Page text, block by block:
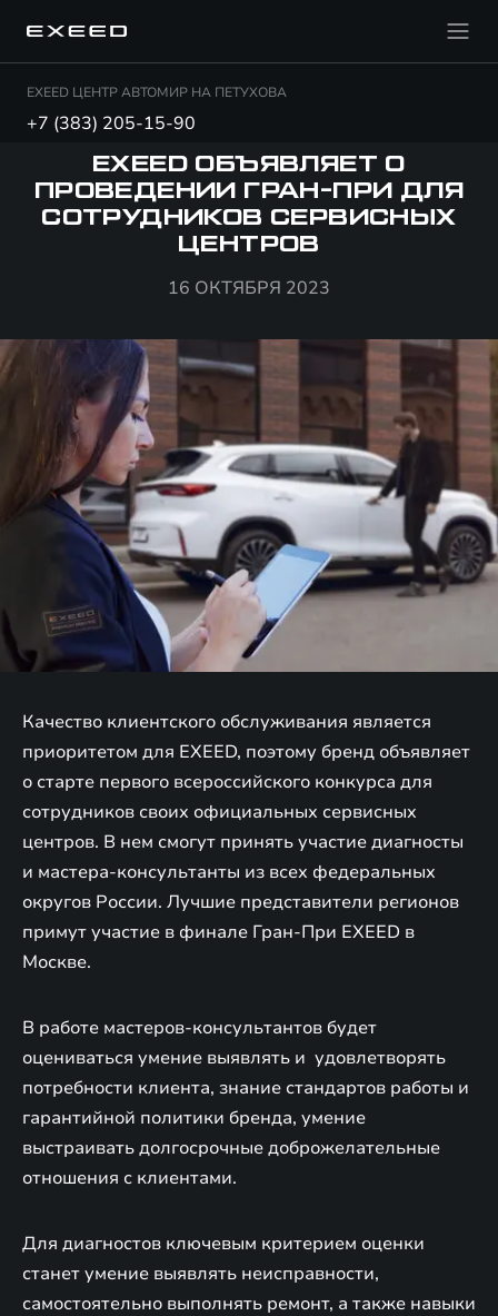
EXEED ЦЕНТР АВТОМИР НА ПЕТУХОВА
+7 (383) 205-15-90
EXEED ОБЪЯВЛЯЕТ О
ПРОВЕДЕНИИ ГРАН-ПРИ ДЛЯ
СОТРУДНИКОВ СЕРВИСНЫХ
ЦЕНТРОВ
16 ОКТЯБРЯ 2023
Качество клиентского обслуживания является
приоритетом для EXEED, поэтому бренд объявляет
о старте первого всероссийского конкурса для
сотрудников своих официальных сервисных
центров. В нем смогут принять участие диагносты
и мастера-консультанты из всех федеральных
округов России. Лучшие представители регионов
примут участие в финале Гран-При EXEED в
Москве.
В работе мастеров-консультантов будет
оцениваться умение выявлять и удовлетворять
потребности клиента, знание стандартов работы и
гарантийной политики бренда, умение
выстраивать долгосрочные доброжелательные
отношения с клиентами.
Для диагностов ключевым критерием оценки
станет умение выявлять неисправности,
самостоятельно выполнять ремонт, а также навыки